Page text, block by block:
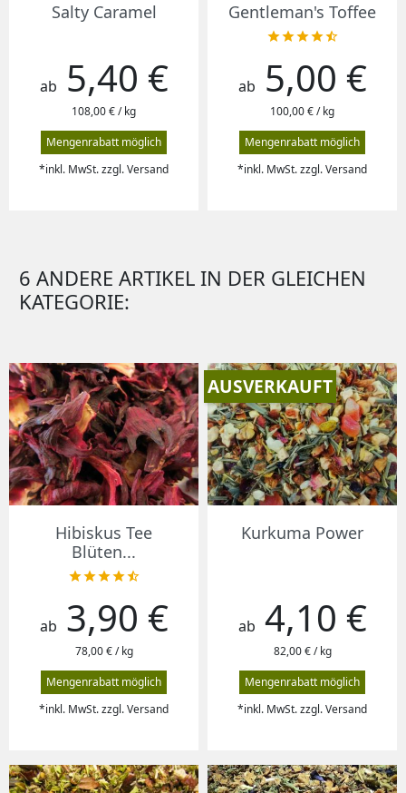
Salty Caramel
Preis
ab 5,40 €
108,00 € / kg
Mengenrabatt möglich
*inkl. MwSt. zzgl. Versand
Gentleman's Toffee

Preis
ab 5,00 €
100,00 € / kg
Mengenrabatt möglich
*inkl. MwSt. zzgl. Versand
6 ANDERE ARTIKEL IN DER GLEICHEN
KATEGORIE:
Hibiskus Tee
Blüten...

Preis
ab 3,90 €
78,00 € / kg
Mengenrabatt möglich
*inkl. MwSt. zzgl. Versand
Kurkuma Power
Preis
ab 4,10 €
82,00 € / kg
Mengenrabatt möglich
*inkl. MwSt. zzgl. Versand
AUSVERKAUFT